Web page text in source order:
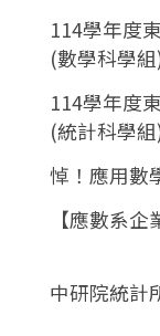
114學年度
(數學科學
114學年度
(統計科學
悼！應用數
【應數系
中研院統計